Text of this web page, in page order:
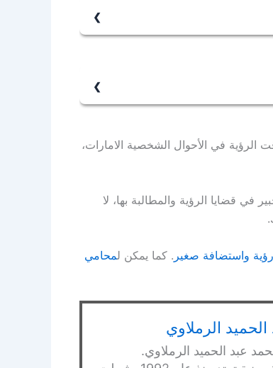
الرؤية في الأحوال الشخصية الامارات،
في قضايا الرؤية والمطالبة بها، لا
واستضافة صغير . كما يمكن لمحامي
الرملاوي
عبد الحميد الرملاوي.